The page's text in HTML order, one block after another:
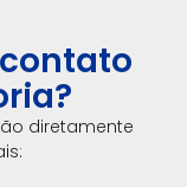
diretamente